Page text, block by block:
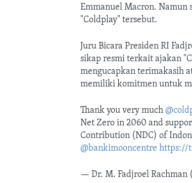
Emmanuel Macron. Namun
"Coldplay" tersebut.
Juru Bicara Presiden RI
sikap resmi terkait ajakan
mengucapkan terimakasih
memiliki komitmen untuk
Thank you very much
Net Zero in 2060 and
Contribution (NDC) of
@bankimooncentre https://
— Dr. M. Fadjroel Rachman